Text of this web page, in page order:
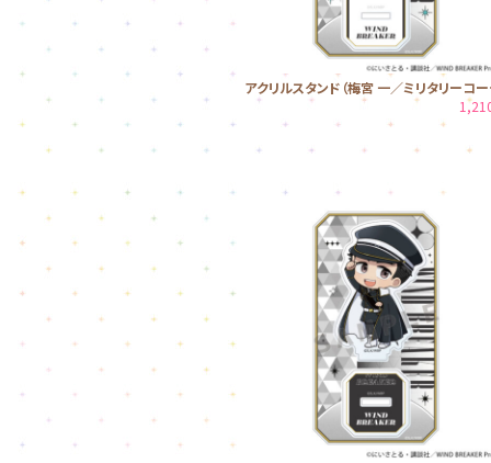
アクリルスタンド（梅宮 一／ミリタリーコー